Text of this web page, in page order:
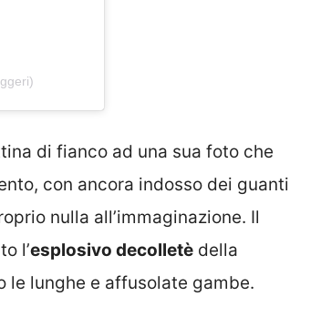
di fianco ad una sua foto che
con ancora indosso dei guanti
nulla all’immaginazione. Il
l’esplosivo decolletè della
le lunghe e affusolate gambe.